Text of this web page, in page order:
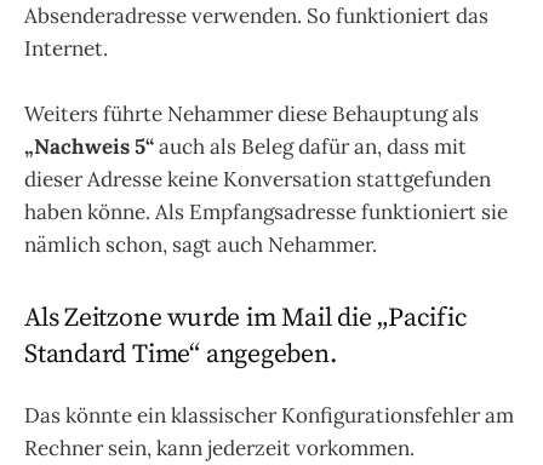
Absenderadresse verwenden. So funktioniert das
Internet.
Weiters führte Nehammer diese Behauptung als
„Nachweis 5“auch als Beleg dafür an, dass mit
dieser Adresse keine Konversation stattgefunden
haben könne. Als Empfangsadresse funktioniert sie
nämlich schon, sagt auch Nehammer.
Als Zeitzone wurde im Mail die „Pacific
Standard Time“ angegeben.
Das könnte ein klassischer Konfigurationsfehler am
Rechner sein, kann jederzeit vorkommen.